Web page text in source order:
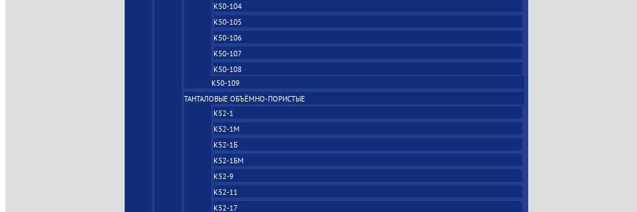
К50-104
К50-105
К50-106
К50-107
К50-108
К50-109
ТАНТАЛОВЫЕ ОБЪЁМНО‑ПОРИСТЫЕ
К52-1
К52-1М
К52-1Б
К52-1БМ
К52-9
К52-11
К52-17